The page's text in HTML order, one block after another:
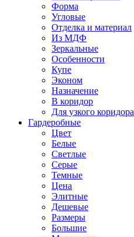
Форма
Угловые
Отделка и материал
Из МДФ
Зеркальные
Особенности
Купе
Эконом
Назначение
В коридор
Для узкого коридора
Гардеробные
Цвет
Белые
Светлые
Серые
Темные
Цена
Элитные
Дешевые
Размеры
Большие